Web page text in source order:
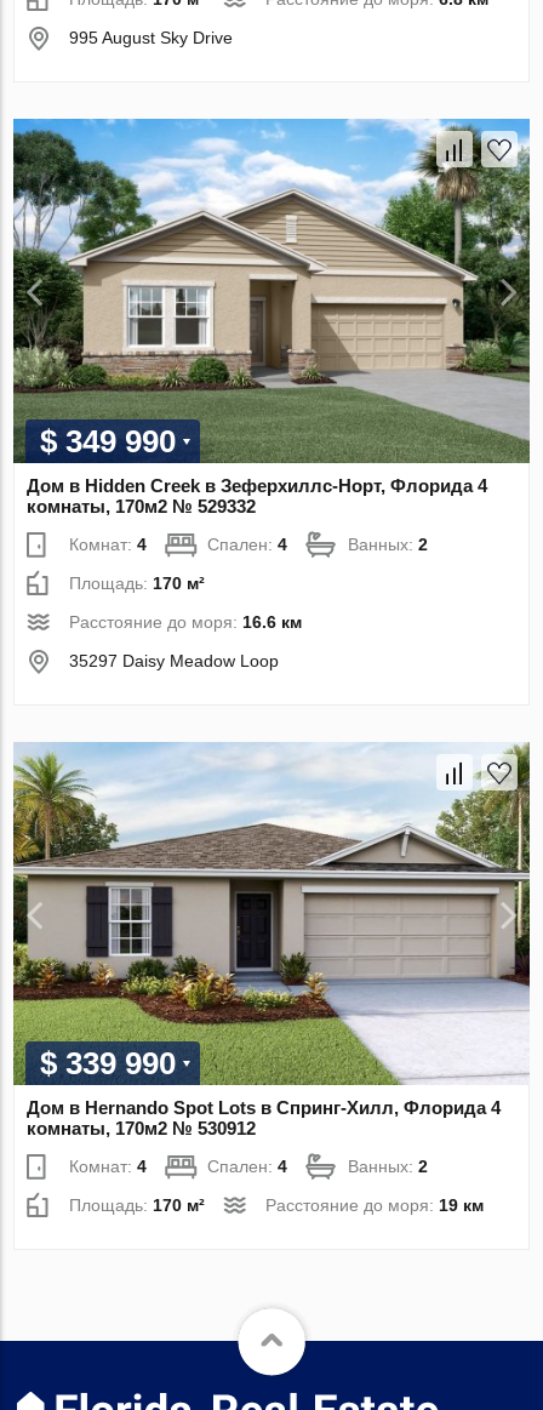
995 August Sky Drive
$ 349 990
Дом в Hidden Creek в Зеферхиллс-Норт, Флорида 4
комнаты, 170м2 № 529332
Комнат:4 Спален:4 Ванных:2
Площадь: 170 м²
Расстояние до моря: 16.6 км
35297 Daisy Meadow Loop
$ 339 990
Дом в Hernando Spot Lots в Спринг-Хилл, Флорида 4
комнаты, 170м2 № 530912
Комнат:4 Спален:4 Ванных:2
Площадь:170 м² Расстояние до моря:19 км